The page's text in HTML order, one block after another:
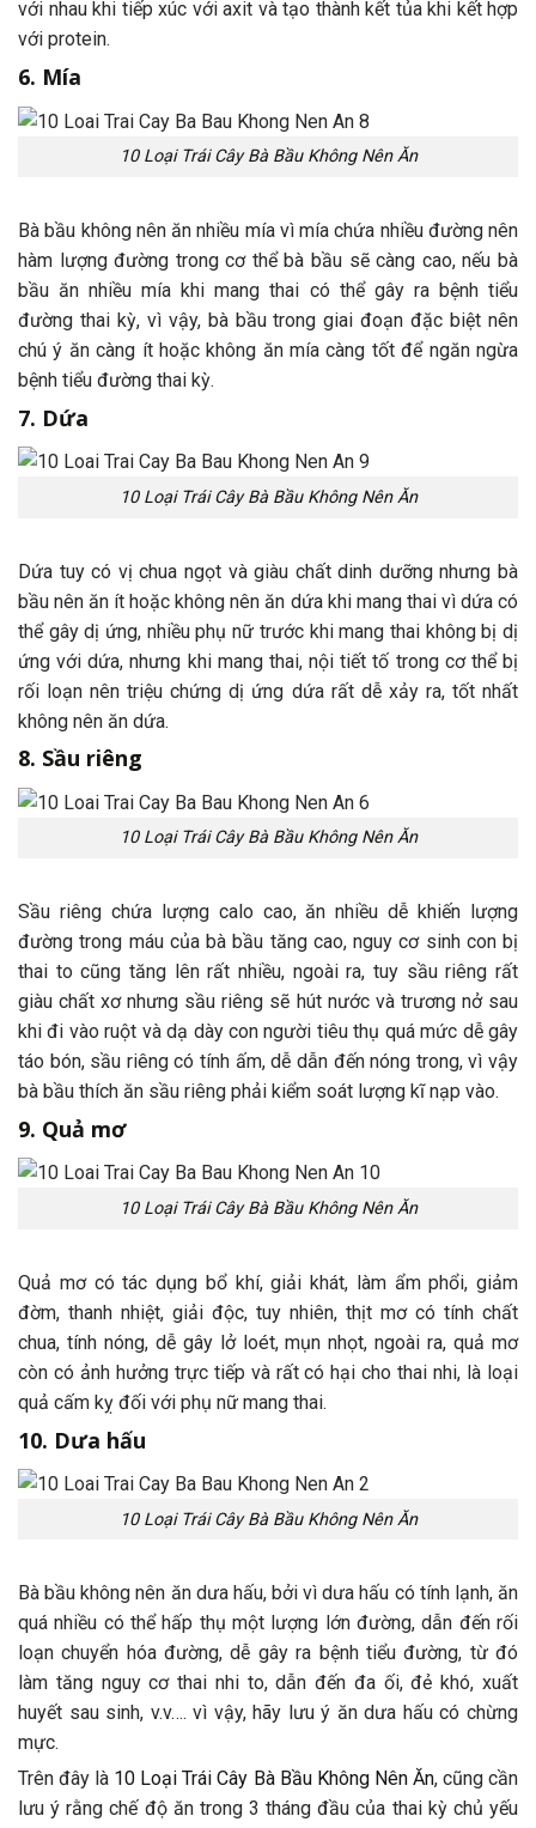
với nhau khi tiếp xúc với axit và tạo thành kết tủa khi kết hợp
với protein.
6. Mía
10 Loại Trái Cây Bà Bầu Không Nên Ăn
Bà bầu không nên ăn nhiều mía vì mía chứa nhiều đường nên
hàm lượng đường trong cơ thể bà bầu sẽ càng cao, nếu bà
bầu ăn nhiều mía khi mang thai có thể gây ra bệnh tiểu
đường thai kỳ, vì vậy, bà bầu trong giai đoạn đặc biệt nên
chú ý ăn càng ít hoặc không ăn mía càng tốt để ngăn ngừa
bệnh tiểu đường thai kỳ.
7. Dứa
10 Loại Trái Cây Bà Bầu Không Nên Ăn
Dứa tuy có vị chua ngọt và giàu chất dinh dưỡng nhưng bà
bầu nên ăn ít hoặc không nên ăn dứa khi mang thai vì dứa có
thể gây dị ứng, nhiều phụ nữ trước khi mang thai không bị dị
ứng với dứa, nhưng khi mang thai, nội tiết tố trong cơ thể bị
rối loạn nên triệu chứng dị ứng dứa rất dễ xảy ra, tốt nhất
không nên ăn dứa.
8. Sầu riêng
10 Loại Trái Cây Bà Bầu Không Nên Ăn
Sầu riêng chứa lượng calo cao, ăn nhiều dễ khiến lượng
đường trong máu của bà bầu tăng cao, nguy cơ sinh con bị
thai to cũng tăng lên rất nhiều, ngoài ra, tuy sầu riêng rất
giàu chất xơ nhưng sầu riêng sẽ hút nước và trương nở sau
khi đi vào ruột và dạ dày con người tiêu thụ quá mức dễ gây
táo bón, sầu riêng có tính ấm, dễ dẫn đến nóng trong, vì vậy
bà bầu thích ăn sầu riêng phải kiểm soát lượng kĩ nạp vào.
9. Quả mơ
10 Loại Trái Cây Bà Bầu Không Nên Ăn
Quả mơ có tác dụng bổ khí, giải khát, làm ẩm phổi, giảm
đờm, thanh nhiệt, giải độc, tuy nhiên, thịt mơ có tính chất
chua, tính nóng, dễ gây lở loét, mụn nhọt, ngoài ra, quả mơ
còn có ảnh hưởng trực tiếp và rất có hại cho thai nhi, là loại
quả cấm kỵ đối với phụ nữ mang thai.
10. Dưa hấu
10 Loại Trái Cây Bà Bầu Không Nên Ăn
Bà bầu không nên ăn dưa hấu, bởi vì dưa hấu có tính lạnh, ăn
quá nhiều có thể hấp thụ một lượng lớn đường, dẫn đến rối
loạn chuyển hóa đường, dễ gây ra bệnh tiểu đường, từ đó
làm tăng nguy cơ thai nhi to, dẫn đến đa ối, đẻ khó, xuất
huyết sau sinh, v.v…. vì vậy, hãy lưu ý ăn dưa hấu có chừng
mực.
Trên đây là 10 Loại Trái Cây Bà Bầu Không Nên Ăn, cũng cần
lưu ý rằng chế độ ăn trong 3 tháng đầu của thai kỳ chủ yếu